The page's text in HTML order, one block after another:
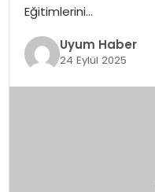
Eğitimlerini…
Uyum Haber
24 Eylül 2025